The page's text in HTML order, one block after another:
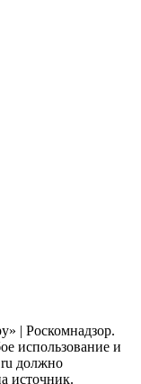
| Роскомнадзор.
использование и
должно
источник.